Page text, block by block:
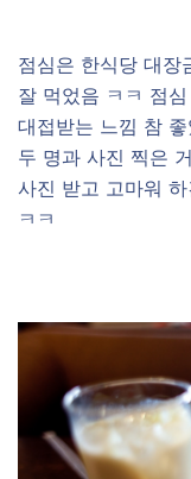
점심은 한식당 대장
잘 먹었음 ㅋㅋ 점
대접받는 느낌 참
두 명과 사진 찍은
사진 받고 고마워
ㅋㅋ